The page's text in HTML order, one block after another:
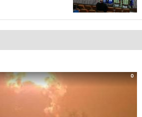
0